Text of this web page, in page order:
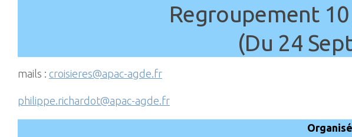
Regroupement
(Du 24
mails : croisieres@apac-agde.fr
philippe.richardot@apac-agde.fr